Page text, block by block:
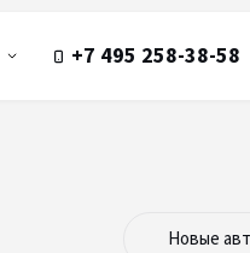
+7 495 258-38-58
Новые